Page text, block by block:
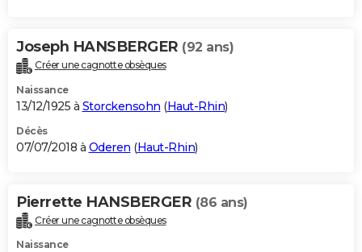
Joseph HANSBERGER (92 ans)
Créer une cagnotte obsèques
Naissance
13/12/1925 à Storckensohn (Haut-Rhin)
Décès
07/07/2018 à Oderen (Haut-Rhin)
Pierrette HANSBERGER (86 ans)
Créer une cagnotte obsèques
Naissance